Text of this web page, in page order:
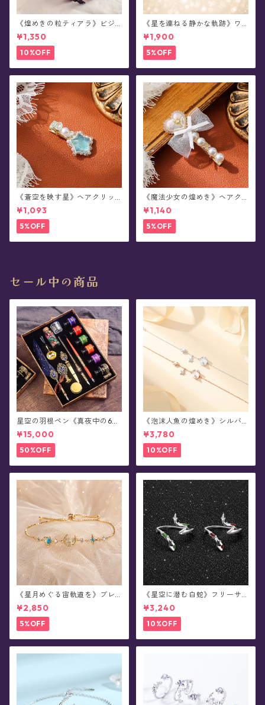
《煌めきの粒ティアラ》ビジ
ュー・カチューシャ(全8色)
¥1,350
10%OFF
《星を連ねる静かな軌跡》ワ
イヤーカチューシャ(全2色)
¥1,900
5%OFF
《蒼空を映す星》ヘアクリッ
プ/パール・ビジュー
¥1,093
5%OFF
《魔法少女の煌めき》ヘアク
リップ/パール・ビジュー・ハ
ート・リボン
¥1,140
5%OFF
セール中の商品
星空の羽根ペン《真夜中の6彩
星魔法団》ガラスペン・イン
クセット(シーリングスタンプ
付き/全8色)0011
¥15,000
50%OFF
《泡沫人魚の煌めき》シルバ
ーブレスレット
¥3,780
10%OFF
《星月めぐる宙軌道を》ブレ
スレット
¥2,850
5%OFF
《星空に潜む白蛇》フリーサ
イズ・リング
¥3,240
10%OFF